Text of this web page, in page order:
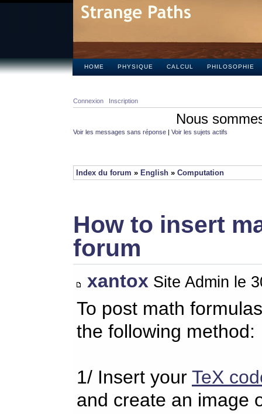
HOME PHYSIQUE CALCUL PHILOSOPHIE
Connexion Inscription
Nous
Voir les messages sans réponse | Voir les sujets actifs
Index du forum » English » Computation
How to insert
forum
xantox Site Admin le
To post math
the following method:
1/ Insert your TeX
and create an image